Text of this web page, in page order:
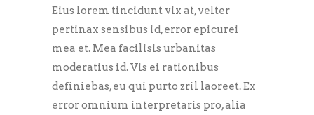
Eius lorem tincidunt vix at, velter
pertinax sensibus id, error epicurei
mea et. Mea facilisis urbanitas
moderatius id. Vis ei rationibus
definiebas, eu qui purto zril laoreet. Ex
error omnium interpretaris pro, alia